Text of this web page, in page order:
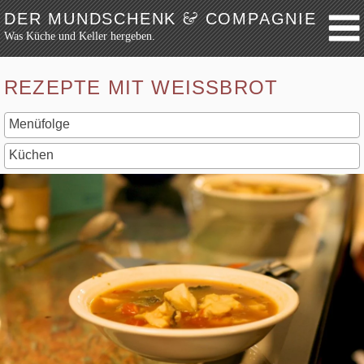
DER MUNDSCHENK&COMPAGNIE
Was Küche und Keller hergeben.
Weiter zum Inhalt
Festmahl
Küche
Keller
Lokalbesuch
Markttag
Hortikultur
Werkzeug
Bibliothek
Schaustücke
Potpourri
Rezepte
REZEPTE MIT WEISSBROT